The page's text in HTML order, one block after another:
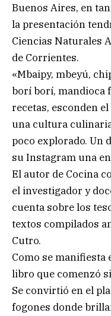
Buenos Aires, en
la presentación
Ciencias Naturales
de Corrientes.
«Mbaipy, mbeyú,
borí borí, mandioca
recetas, esconden
una cultura
poco explorado. Un
su Instagram una
El autor de Cocina
el investigador y
cuenta sobre los
textos compilados
Cutro.
Como se manifiesta
libro que comenzó
Se convirtió en el
fogones donde